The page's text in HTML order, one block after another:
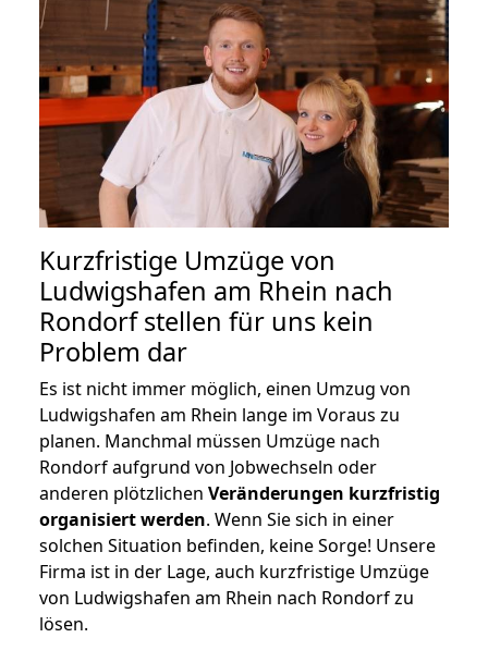
Kurzfristige Umzüge von
Ludwigshafen am Rhein nach
Rondorf stellen für uns kein
Problem dar
Es ist nicht immer möglich, einen Umzug von
Ludwigshafen am Rhein lange im Voraus zu
planen. Manchmal müssen Umzüge nach
Rondorf aufgrund von Jobwechseln oder
anderen plötzlichen Veränderungen kurzfristig
organisiert werden. Wenn Sie sich in einer
solchen Situation befinden, keine Sorge! Unsere
Firma ist in der Lage, auch kurzfristige Umzüge
von Ludwigshafen am Rhein nach Rondorf zu
lösen.